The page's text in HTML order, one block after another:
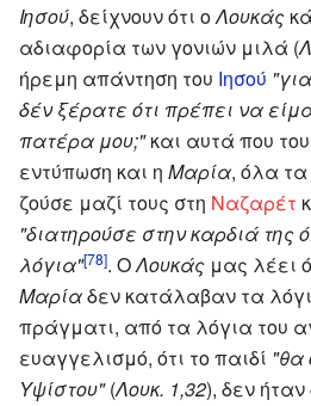
Ιησού, δείχνουν ότι οΛουκάς
αδιαφορία των γονιών μιλά (
ήρεμη απάντηση του Ιησού
δέν ξέρατε ότι πρέπει να
πατέρα μου;"και αυτά που
εντύπωση και η Μαρία, όλα τα
ζούσε μαζί τους στη Ναζαρέτ
"διατηρούσε στην καρδιά της
λόγια"[78]. ΟΛουκάς μας λέει
Μαρίαδεν κατάλαβαν τα
πράγματι, από τα λόγια του
ευαγγελισμό, ότι το παιδί "θα
Υψίστου"(Λουκ. 1,32), δεν